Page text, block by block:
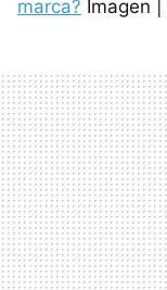
marca? Imagen |